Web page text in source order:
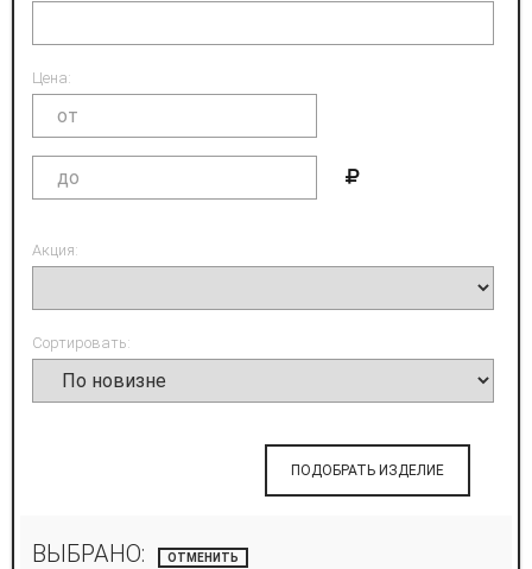
Цена:
Акция:
Сортировать:
ПОДОБРАТЬ ИЗДЕЛИЕ
ВЫБРАНО: ОТМЕНИТЬ